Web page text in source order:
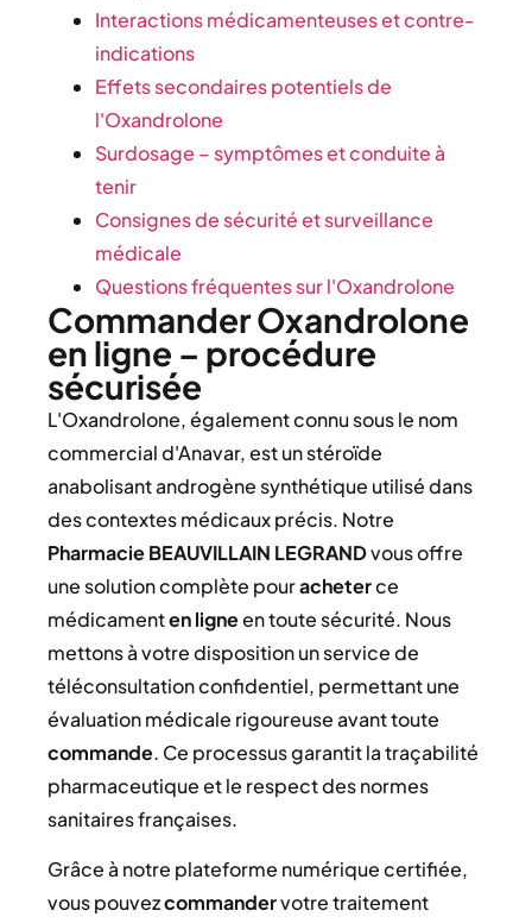
Interactions médicamenteuses et contre-
indications
Effets secondaires potentiels de
l'Oxandrolone
Surdosage – symptômes et conduite à
tenir
Consignes de sécurité et surveillance
médicale
Questions fréquentes sur l'Oxandrolone
Commander Oxandrolone
en ligne – procédure
sécurisée
L'Oxandrolone, également connu sous le nom
commercial d'Anavar, est un stéroïde
anabolisant androgène synthétique utilisé dans
des contextes médicaux précis. Notre
Pharmacie BEAUVILLAIN LEGRANDvous offre
une solution complète pouracheterce
médicamenten ligneen toute sécurité. Nous
mettons à votre disposition un service de
téléconsultation confidentiel, permettant une
évaluation médicale rigoureuse avant toute
commande. Ce processus garantit la traçabilité
pharmaceutique et le respect des normes
sanitaires françaises.
Grâce à notre plateforme numérique certifiée,
vous pouvezcommandervotre traitement